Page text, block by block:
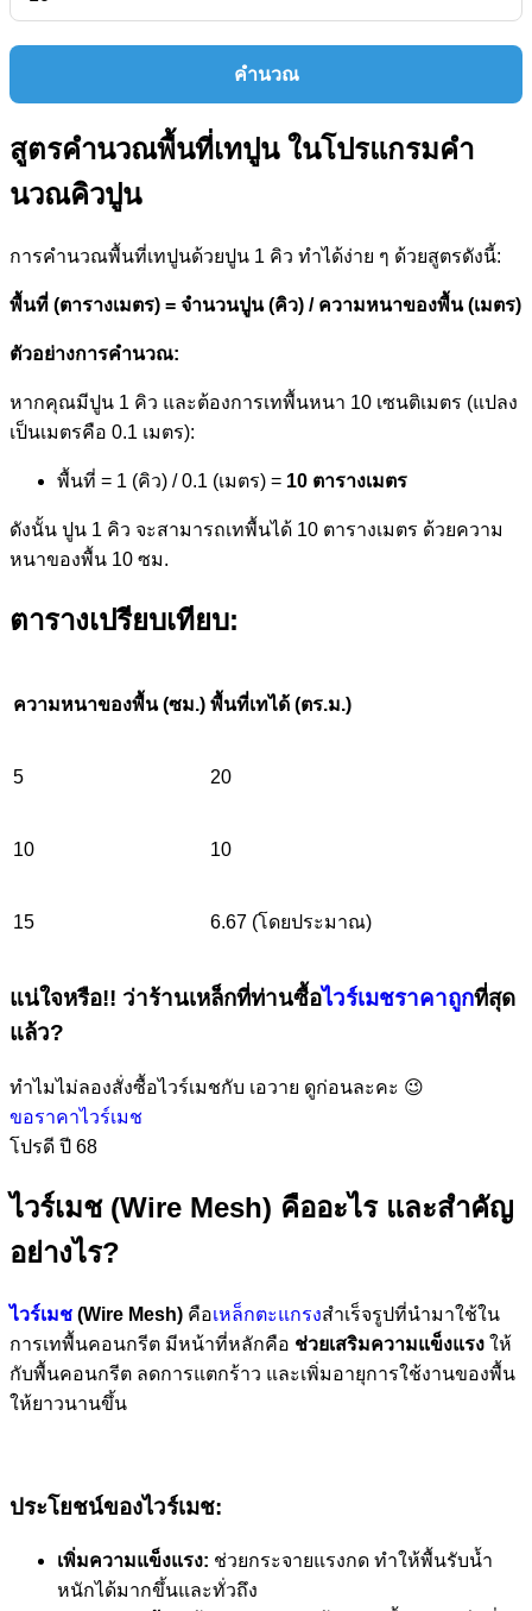
คำนวณ
สูตรคำนวณพื้นที่เทปูน ในโปรแกรมคํา
นวณคิวปูน
การคำนวณพื้นที่เทปูนด้วยปูน 1 คิว ทำได้ง่าย ๆ ด้วยสูตรดังนี้:
พื้นที่ (ตารางเมตร) = จำนวนปูน (คิว) / ความหนาของพื้น (เมตร)
ตัวอย่างการคำนวณ:
หากคุณมีปูน 1 คิว และต้องการเทพื้นหนา 10 เซนติเมตร (แปลง
เป็นเมตรคือ 0.1 เมตร):
พื้นที่ = 1 (คิว) / 0.1 (เมตร) = 10 ตารางเมตร
ดังนั้น ปูน 1 คิว จะสามารถเทพื้นได้ 10 ตารางเมตร ด้วยความ
หนาของพื้น 10 ซม.
ตารางเปรียบเทียบ:
ความหนาของพื้น (ซม.) พื้นที่เทได้ (ตร.ม.)
5 20
10 10
15 6.67 (โดยประมาณ)
แน่ใจหรือ!! ว่าร้านเหล็กที่ท่านซื้อไวร์เมชราคาถูกที่สุด
แล้ว?
ทำไมไม่ลองสั่งซื้อไวร์เมชกับ เอวาย ดูก่อนละคะ 😉
ขอราคาไวร์เมช
โปรดี ปี 68
ไวร์เมช (Wire Mesh) คืออะไร และสำคัญ
อย่างไร?
ไวร์เมช (Wire Mesh) คือเหล็กตะแกรงสำเร็จรูปที่นำมาใช้ใน
การเทพื้นคอนกรีต มีหน้าที่หลักคือ ช่วยเสริมความแข็งแรง ให้
กับพื้นคอนกรีต ลดการแตกร้าว และเพิ่มอายุการใช้งานของพื้น
ให้ยาวนานขึ้น
ประโยชน์ของไวร์เมช:
เพิ่มความแข็งแรง: ช่วยกระจายแรงกด ทำให้พื้นรับน้ำ
หนักได้มากขึ้นและทั่วถึง